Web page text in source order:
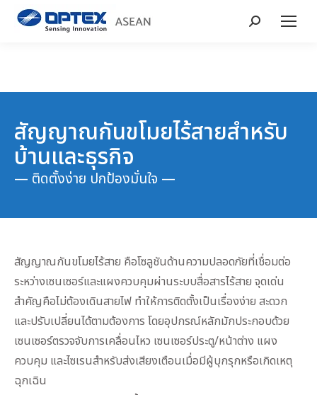
Search:
สัญญาณกันขโมยไร้สายสำหรับ
บ้านและธุรกิจ
— ติดตั้งง่าย ปกป้องมั่นใจ —
สัญญาณกันขโมยไร้สาย คือโซลูชันด้านความปลอดภัยที่เชื่อมต่อ
ระหว่างเซนเซอร์และแผงควบคุมผ่านระบบสื่อสารไร้สาย จุดเด่น
สำคัญคือไม่ต้องเดินสายไฟ ทำให้การติดตั้งเป็นเรื่องง่าย สะดวก
และปรับเปลี่ยนได้ตามต้องการ โดยอุปกรณ์หลักมักประกอบด้วย
เซนเซอร์ตรวจจับการเคลื่อนไหว เซนเซอร์ประตู/หน้าต่าง แผง
ควบคุม และไซเรนสำหรับส่งเสียงเตือนเมื่อมีผู้บุกรุกหรือเกิดเหตุ
ฉุกเฉิน